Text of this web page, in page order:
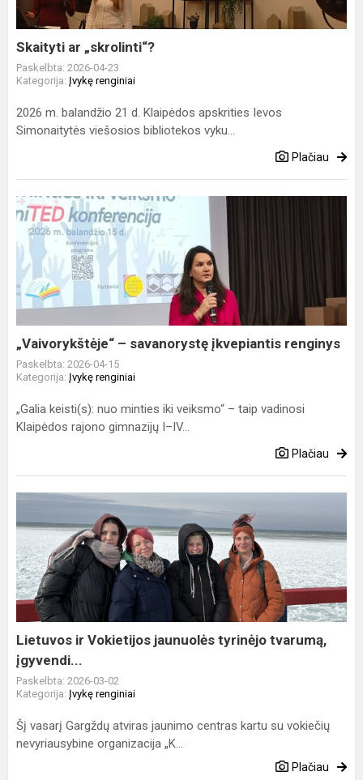
Skaityti ar „skrolinti“?
Paskelbta: 2026-04-23
Kategorija: Įvykę renginiai
2026 m. balandžio 21 d. Klaipėdos apskrities Ievos
Simonaitytės viešosios bibliotekos vyku...
Plačiau
„Vaivorykštėje“
–
savanorystę
įkvepiantis
renginys
„Vaivorykštėje“ – savanorystę įkvepiantis renginys
Paskelbta: 2026-04-15
Kategorija: Įvykę renginiai
„Galia keisti(s): nuo minties iki veiksmo“ – taip vadinosi
Klaipėdos rajono gimnazijų I–IV...
Plačiau
Lietuvos
ir
Vokietijos
jaunuolės
tyrinėjo
tvarumą,
įgyvendi...
Lietuvos ir Vokietijos jaunuolės tyrinėjo tvarumą,
įgyvendi...
Paskelbta: 2026-03-02
Kategorija: Įvykę renginiai
Šį vasarį Gargždų atviras jaunimo centras kartu su vokiečių
nevyriausybine organizacija „K...
Plačiau